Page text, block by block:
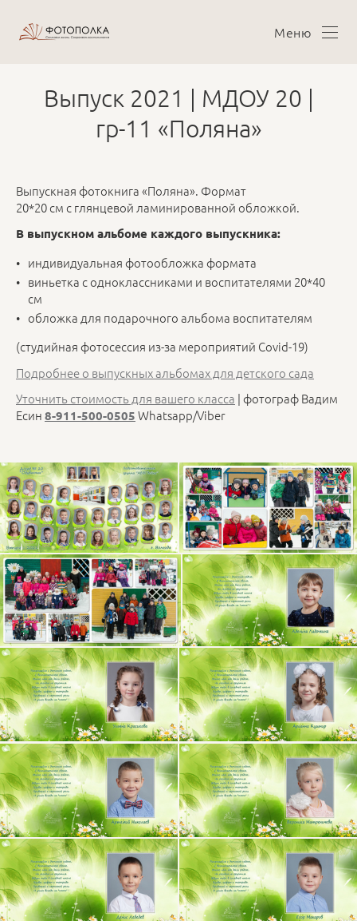
Меню
Выпуск 2021 | МДОУ 20 |
гр-11 «Поляна»
Выпускная фотокнига «Поляна». Формат
20*20 см с глянцевой ламинированной обложкой.
В выпускном альбоме каждого выпускника:
индивидуальная фотообложка формата
виньетка с одноклассниками и воспитателями 20*40
см
обложка для подарочного альбома воспитателям
(студийная фотосессия из-за мероприятий Covid-19)
Подробнее о выпускных альбомах для детского сада
Уточнить стоимость для вашего класса | фотограф Вадим
Есин 8-911-500-0505 Whatsapp/Viber